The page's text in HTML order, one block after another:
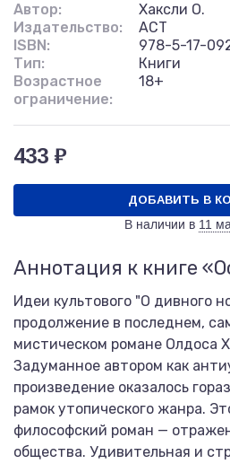
Автор:
Хаксли О.
Издательство:
АСТ
ISBN:
978-5-17-
Тип:
Книги
Возрастное
ограничение:
18+
433 ₽
ДОБАВИТЬ В
В наличии в 11
Аннотация к книге
Идеи культового "О дивного
продолжение в последнем,
мистическом романе Олдоса
Задуманное автором как
произведение оказалось
рамок утопического жанра.
философский роман —
общества. Удивительная и